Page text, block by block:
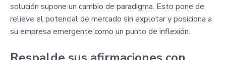
solución supone un cambio de paradigma. Esto pone de
relieve el potencial de mercado sin explotar y posiciona a
su empresa emergente como un punto de inflexión.